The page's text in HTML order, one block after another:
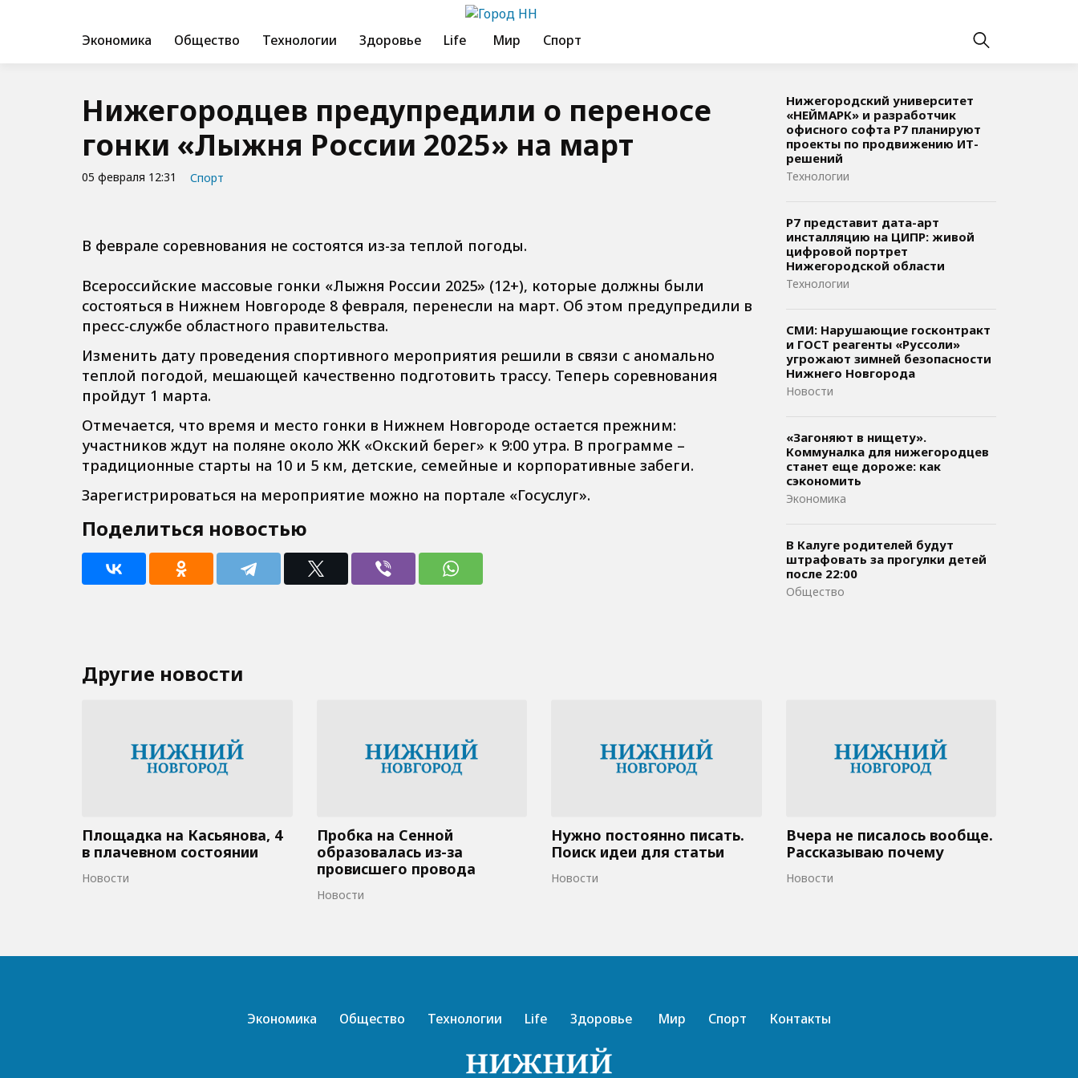
Экономика Общество Технологии Здоровье Life Мир Спорт
Нижегородцев предупредили о переносе
гонки «Лыжня России 2025» на март
05 февраля 12:31 Спорт
В феврале соревнования не состоятся из-за теплой погоды.
Всероссийские массовые гонки «Лыжня России 2025» (12+), которые должны были
состояться в Нижнем Новгороде 8 февраля, перенесли на март. Об этом предупредили в
пресс-службе областного правительства.
Изменить дату проведения спортивного мероприятия решили в связи с аномально
теплой погодой, мешающей качественно подготовить трассу. Теперь соревнования
пройдут 1 марта.
Отмечается, что время и место гонки в Нижнем Новгороде остается прежним:
участников ждут на поляне около ЖК «Окский берег» к 9:00 утра. В программе –
традиционные старты на 10 и 5 км, детские, семейные и корпоративные забеги.
Зарегистрироваться на мероприятие можно на портале «Госуслуг».
Поделиться новостью
Нижегородский университет
«НЕЙМАРК» и разработчик
офисного софта P7 планируют
проекты по продвижению ИТ-
решений
Технологии
Р7 представит дата-арт
инсталляцию на ЦИПР: живой
цифровой портрет
Нижегородской области
Технологии
СМИ: Нарушающие госконтракт
и ГОСТ реагенты «Руссоли»
угрожают зимней безопасности
Нижнего Новгорода
Новости
«Загоняют в нищету».
Коммуналка для нижегородцев
станет еще дороже: как
сэкономить
Экономика
В Калуге родителей будут
штрафовать за прогулки детей
после 22:00
Общество
Другие новости
Площадка на Касьянова, 4
в плачевном состоянии
Новости
Пробка на Сенной
образовалась из-за
провисшего провода
Новости
Нужно постоянно писать.
Поиск идеи для статьи
Новости
Вчера не писалось вообще.
Рассказываю почему
Новости
Экономика Общество Технологии Life Здоровье Мир Спорт Контакты